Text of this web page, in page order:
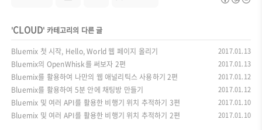
'CLOUD' 카테고리의 다른 글
Bluemix 첫 시작, Hello, World 웹 페이지 올리기
2017.01.13
Bluemix의 OpenWhisk를 써보자 2편 2017.01.13
Bluemix를 활용하여 나만의 웹 애널리틱스 사용하기 2편 2017.01.12
Bluemix를 활용하여 5분 안에 채팅방 만들기 2017.01.12
Bluemix 및 여러 API를 활용한 비행기 위치 추적하기 3편 2017.01.10
Bluemix 및 여러 API를 활용한 비행기 위치 추적하기 2편 2017.01.10